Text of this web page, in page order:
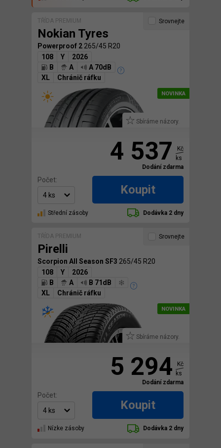
TŘÍDA PREMIUM
Nokian Tyres
Powerproof 2 265/45 R20
108
Y
2026
B
A
A 70dB
XL
Chránič ráfku
Sbíráme názory.
Srovnejte
4 537
Kč
ks
Dodání zdarma
Počet:
Koupit
Střední zásoby Dodávka 2 dny
TŘÍDA PREMIUM
Pirelli
Scorpion All Season SF3 265/45 R20
108
Y
2026
B
A
B 71dB
XL
Chránič ráfku
Sbíráme názory.
Srovnejte
5 294
Kč
ks
Dodání zdarma
Počet:
Koupit
Nízke zásoby Dodávka 2 dny